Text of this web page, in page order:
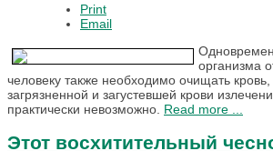
Print
Email
организма
человеку также необходимо очищать кровь,
загрязненной и загустевшей крови
практически невозможно. Read more ...
Этот восхитительный